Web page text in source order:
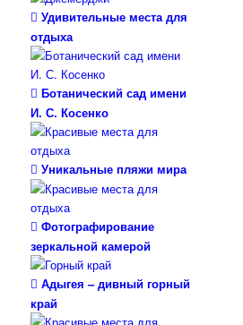
Удивительные места для
отдыха
Ботанический сад имени
И. С. Косенко
Уникальные пляжи мира
Фотографирование
зеркальной камерой
Адыгея – дивный горный
край